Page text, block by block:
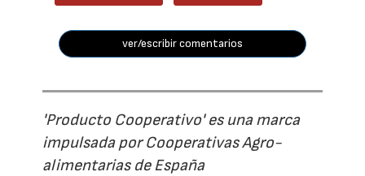
ver/escribir comentarios
'Producto Cooperativo' es una marca
impulsada por Cooperativas Agro-
alimentarias de España